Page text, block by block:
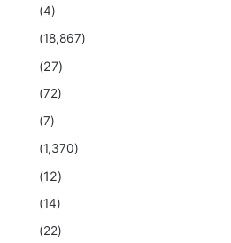
(4)
(18,867)
(27)
(72)
(7)
(1,370)
(12)
(14)
(22)